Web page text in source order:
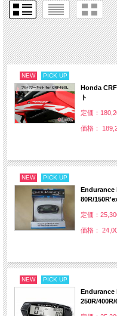
NEW PICK UP
Honda
ト
定価：
価格：
NEW PICK UP
Endurance
80R/
定価：
価格：
NEW PICK UP
Endurance
250R/